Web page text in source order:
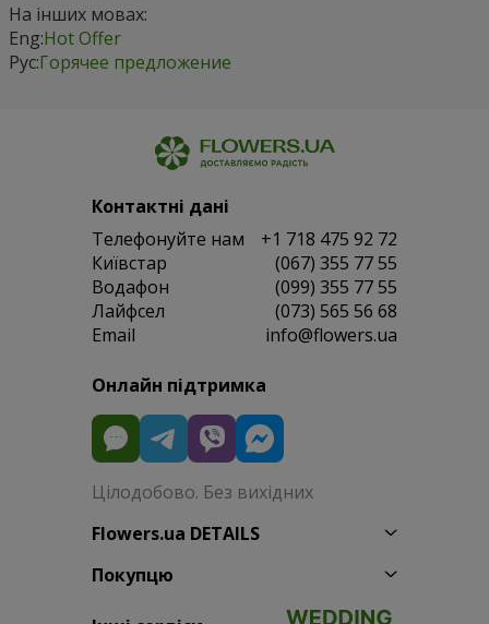
На інших мовах:
Eng:Hot Offer
Рус:Горячее предложение
Контактні дані
Телефонуйте нам
+1 718 475 92 72
Київстар
(067) 355 77 55
Водафон
(099) 355 77 55
Лайфсел
(073) 565 56 68
Email
info@flowers.ua
Онлайн підтримка
Цілодобово. Без вихідних
Flowers.ua DETAILS
Покупцю